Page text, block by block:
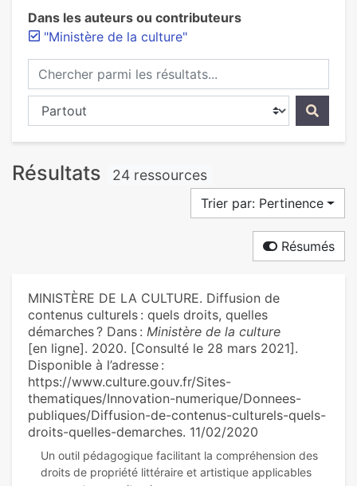
Dans les auteurs ou contributeurs
"Ministère de la culture"
Chercher parmi les résultats...
Chercher dans...
Résultats 24 ressources
Trier par: Pertinence
Résumés
MINISTÈRE DE LA CULTURE. Diffusion de
contenus culturels : quels droits, quelles
démarches ? Dans : Ministère de la culture
[en ligne]. 2020. [Consulté le 28 mars 2021].
Disponible à l’adresse :
https://www.culture.gouv.fr/Sites-
thematiques/Innovation-numerique/Donnees-
publiques/Diffusion-de-contenus-culturels-quels-
droits-quelles-demarches. 11/02/2020
Un outil pédagogique facilitant la compréhension des
droits de propriété littéraire et artistique applicables